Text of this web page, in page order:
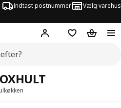
Indtast postnummer Vælg varehus
Hej! Log ind her
Huskeliste
Kurv